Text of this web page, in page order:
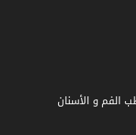
الفم و الأسنان